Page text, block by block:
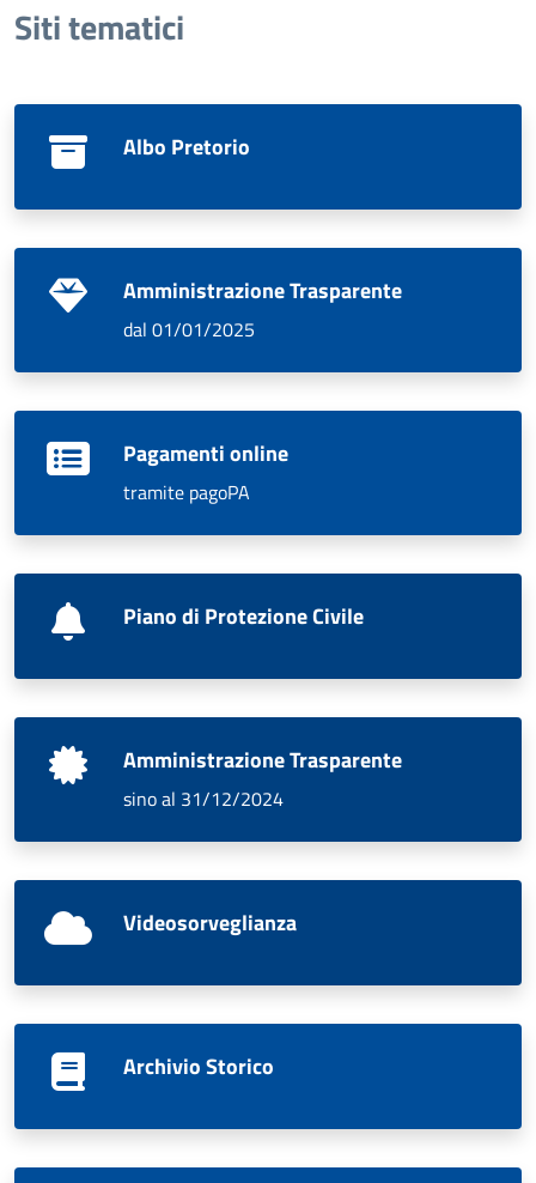
Siti tematici
Albo Pretorio
Amministrazione Trasparente
dal 01/01/2025
Pagamenti online
tramite pagoPA
Piano di Protezione Civile
Amministrazione Trasparente
sino al 31/12/2024
Videosorveglianza
Archivio Storico